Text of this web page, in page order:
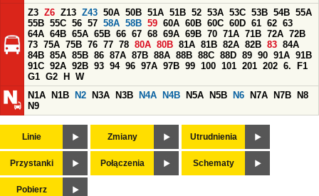
Z3 Z6 Z13 Z43 50A 50B 51A 51B 52 53A 53C 53B 54B 55A
55B 55C 56 57 58A 58B 59 60A 60B 60C 60D 61 62 63
64A 64B 65A 65B 66 67 68 69A 69B 70 71A 71B 72A 72B
73 75A 75B 76 77 78 80A 80B 81A 81B 82A 82B 83 84A
84B 85A 85B 86 87A 87B 88A 88B 88C 88D 89 90 91A 91B
91C 92A 92B 93 94 96 97A 97B 99 100 101 201 202 6.
F1
G1 G2 H
W
N1A
N1B N2 N3A N3B N4A N4B N5A N5B N6 N7A N7B
N8
N9
Linie Zmiany Utrudnienia
Przystanki Połączenia Schematy
Pobierz